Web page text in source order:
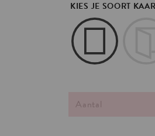
KIES JE SOORT